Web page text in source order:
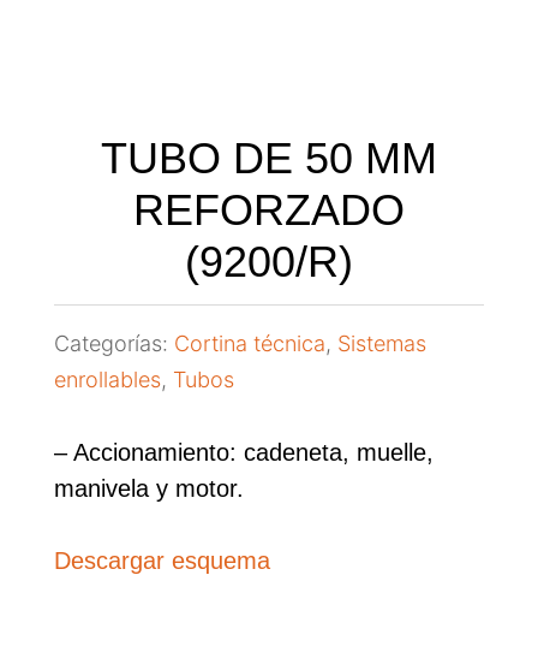
TUBO DE 50 MM
REFORZADO
(9200/R)
Categorías: Cortina técnica, Sistemas
enrollables, Tubos
– Accionamiento: cadeneta, muelle,
manivela y motor.
Descargar esquema